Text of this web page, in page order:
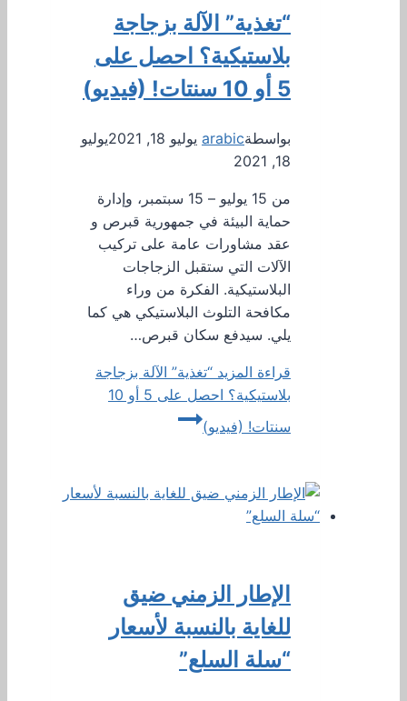
“تغذية” الآلة بزجاجة
بلاستيكية؟ احصل على
5 أو 10 سنتات! (فيديو)
بواسطةarabic يوليو 18, 2021
يوليو
18, 2021
من 15 يوليو – 15 سبتمبر، وإدارة
حماية البيئة في جمهورية قبرص و
عقد مشاورات عامة على تركيب
الآلات التي ستقبل الزجاجات
البلاستيكية. الفكرة من وراء
مكافحة التلوث البلاستيكي هي كما
يلي. سيدفع سكان قبرص…
قراءة المزيد “تغذية” الآلة بزجاجة
بلاستيكية؟ احصل على 5 أو 10
سنتات! (فيديو)
الإطار الزمني ضيق
للغاية بالنسبة لأسعار
“سلة السلع”